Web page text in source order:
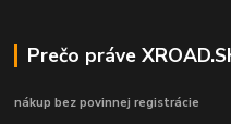
Prečo práve
nákup bez povinnej registrácie